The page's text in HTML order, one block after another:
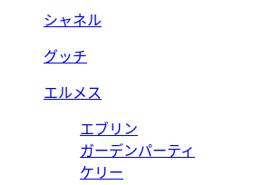
シャネル
グッチ
エルメス
エブリン
ガーデンパーティ
ケリー